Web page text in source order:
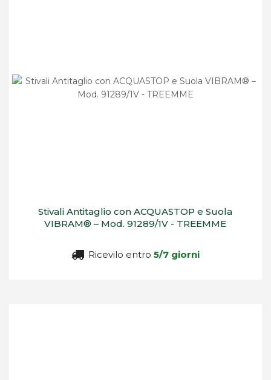
Stivali Antitaglio con ACQUASTOP e Suola
VIBRAM® – Mod. 91289/1V - TREEMME
Ricevilo entro 5/7 giorni